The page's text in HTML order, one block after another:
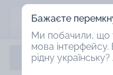
Забрать в
AURUM 2003-2026
Бажаєте
Ми побачили, що
мова
рідну